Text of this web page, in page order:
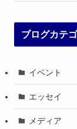
ブログカテ
イベント
エッセイ
メディア